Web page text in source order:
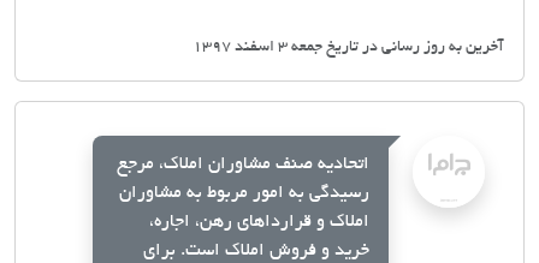
آخرین به روز رسانی در تاریخ جمعه 3 اسفند 1397
اتحادیه صنف مشاوران املاک، مرجع
رسیدگی به امور مربوط به مشاوران
املاک و قرارداهای رهن، اجاره،
خرید و فروش املاک است. برای